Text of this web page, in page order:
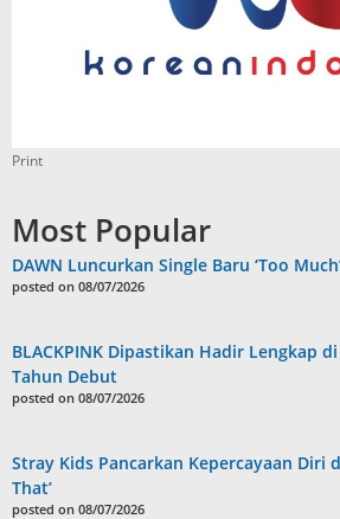
Print
Most Popular
DAWN Luncurkan Single Baru ‘Too
posted on 08/07/2026
BLACKPINK Dipastikan Hadir Lengkap
Tahun Debut
posted on 08/07/2026
Stray Kids Pancarkan Kepercayaan Diri
That’
posted on 08/07/2026